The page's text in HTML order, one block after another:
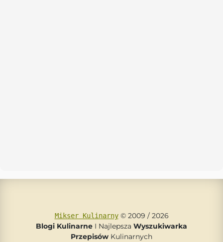
Mikser Kulinarny© 2009 / 2026
Blogi Kulinarne I Najlepsza Wyszukiwarka
Przepisów Kulinarnych